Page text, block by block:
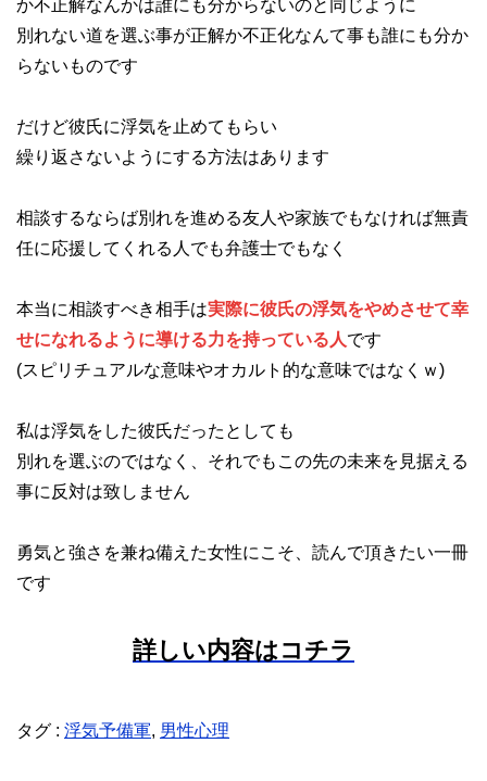
か不正解なんかは誰にも分からないのと同じように
別れない道を選ぶ事が正解か不正化なんて事も誰にも分か
らないものです
だけど彼氏に浮気を止めてもらい
繰り返さないようにする方法はあります
相談するならば別れを進める友人や家族でもなければ無責
任に応援してくれる人でも弁護士でもなく
本当に相談すべき相手は実際に彼氏の浮気をやめさせて幸
せになれるように導ける力を持っている人です
(スピリチュアルな意味やオカルト的な意味ではなくｗ)
私は浮気をした彼氏だったとしても
別れを選ぶのではなく、それでもこの先の未来を見据える
事に反対は致しません
勇気と強さを兼ね備えた女性にこそ、読んで頂きたい一冊
です
詳しい内容はコチラ
タグ : 浮気予備軍, 男性心理